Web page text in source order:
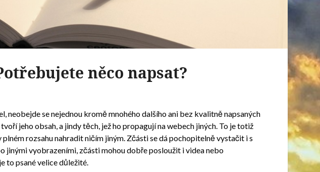
něco napsat?
neobejde se nejednou kromě mnohého dalšího ani bez kvalitně napsaných
jeho obsah, a jindy těch, jež ho propagují na webech jiných. To je totiž
plném rozsahu nahradit ničím jiným. Zčásti se dá pochopitelně vystačit i s
jinými vyobrazeními, zčásti mohou dobře posloužit i videa nebo
to psané velice důležité.